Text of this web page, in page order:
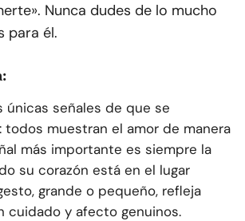
Nunca dudes de lo mucho
para él.
únicas señales de que se
muestran el amor de manera
más importante es siempre la
su corazón está en el lugar
grande o pequeño, refleja
cuidado y afecto genuinos.